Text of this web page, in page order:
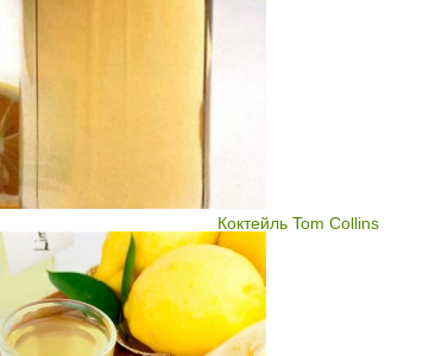
Коктейль Tom Collins